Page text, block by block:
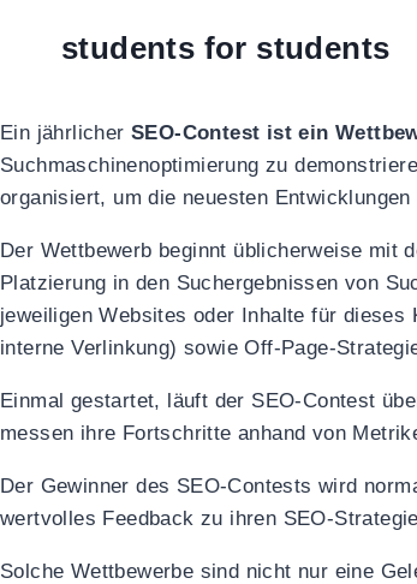
students for students
Ein jährlicher SEO-Contest ist ein
Suchmaschinenoptimierung zu
organisiert, um die neuesten
Der Wettbewerb beginnt üblicherweise mit
Platzierung in den Suchergebnissen von
jeweiligen Websites oder Inhalte für dieses
interne Verlinkung) sowie Off-Page-
Einmal gestartet, läuft der SEO-Contest
messen ihre Fortschritte anhand von
Der Gewinner des SEO-Contests wird
wertvolles Feedback zu ihren SEO-
Solche Wettbewerbe sind nicht nur eine